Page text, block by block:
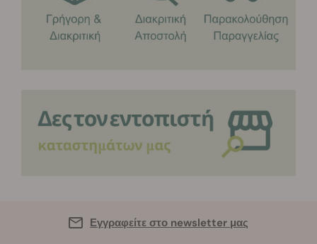
Εγγραφείτε στο newsletter μας